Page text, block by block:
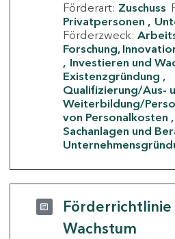
Förderart: Zuschuss
Privatpersonen
Förderzweck:
Forschung,
Investieren und
Existenzgründung
Qualifizierung/Aus-
Weiterbildung/
von Personalkosten
Sachanlagen und
Förderrichtlinie
Wachstum